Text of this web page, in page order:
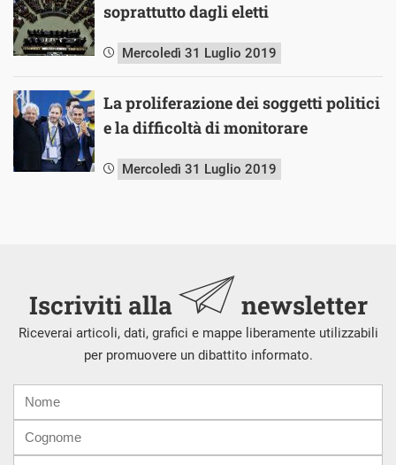
soprattutto dagli eletti
Mercoledì 31 Luglio 2019
La proliferazione dei soggetti politici
e la difficoltà di monitorare
Mercoledì 31 Luglio 2019
Iscriviti alla newsletter
Riceverai articoli, dati, grafici e mappe liberamente utilizzabili
per promuovere un dibattito informato.
mail